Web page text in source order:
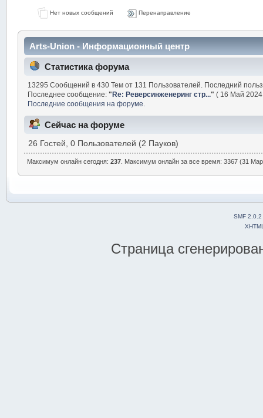
Нет новых сообщений Перенаправление
Arts-Union - Информационный центр
Статистика форума
13295 Сообщений в 430 Тем от 131 Пользователей. Последний
Последнее сообщение:"Re: Реверсинженеринг стр..." ( 16 Май
Последние сообщения на форуме.
Сейчас на форуме
26 Гостей, 0 Пользователей (2 Пауков)
Максимум онлайн сегодня:237 . Максимум онлайн за все время: 3367 (31
SMF 2.0.2
Страница